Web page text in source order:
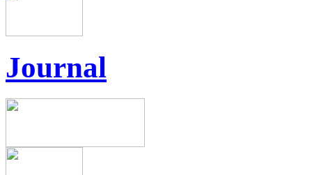
Journal